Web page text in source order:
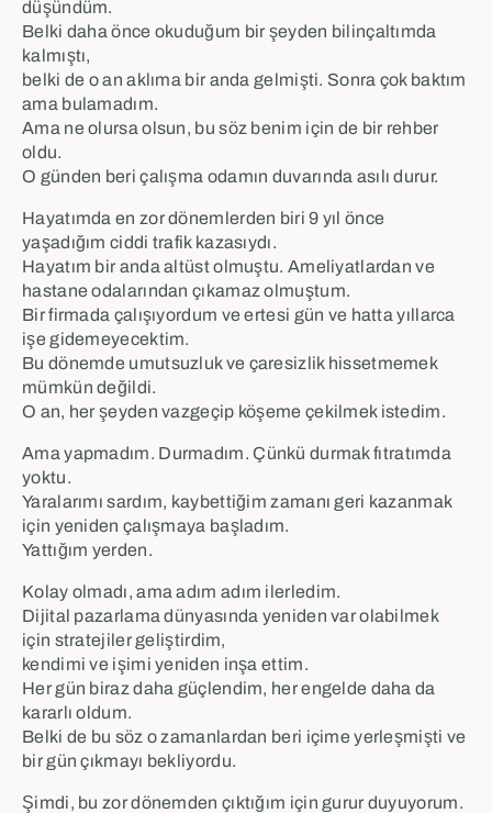
düşündüm.
Belki daha önce okuduğum bir şeyden bilinçaltımda
kalmıştı,
belki de o an aklıma bir anda gelmişti. Sonra çok baktım
ama bulamadım.
Ama ne olursa olsun, bu söz benim için de bir rehber
oldu.
O günden beri çalışma odamın duvarında asılı durur.
Hayatımda en zor dönemlerden biri 9 yıl önce
yaşadığım ciddi trafik kazasıydı.
Hayatım bir anda altüst olmuştu. Ameliyatlardan ve
hastane odalarından çıkamaz olmuştum.
Bir firmada çalışıyordum ve ertesi gün ve hatta yıllarca
işe gidemeyecektim.
Bu dönemde umutsuzluk ve çaresizlik hissetmemek
mümkün değildi.
O an, her şeyden vazgeçip köşeme çekilmek istedim.
Ama yapmadım. Durmadım. Çünkü durmak fıtratımda
yoktu.
Yaralarımı sardım, kaybettiğim zamanı geri kazanmak
için yeniden çalışmaya başladım.
Yattığım yerden.
Kolay olmadı, ama adım adım ilerledim.
Dijital pazarlama dünyasında yeniden var olabilmek
için stratejiler geliştirdim,
kendimi ve işimi yeniden inşa ettim.
Her gün biraz daha güçlendim, her engelde daha da
kararlı oldum.
Belki de bu söz o zamanlardan beri içime yerleşmişti ve
bir gün çıkmayı bekliyordu.
Şimdi, bu zor dönemden çıktığım için gurur duyuyorum.